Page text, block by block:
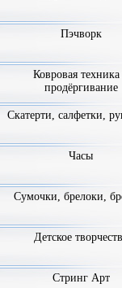
Пэчворк
Ковровая техника
продёргивание
Скатерти, салфетки,
Часы
Сумочки, брелоки,
Детское
Стринг Арт